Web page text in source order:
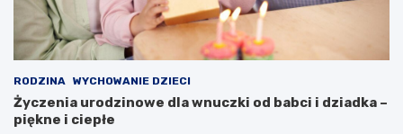
RODZINA WYCHOWANIE DZIECI
Życzenia urodzinowe dla wnuczki od babci i dziadka –
piękne i ciepłe